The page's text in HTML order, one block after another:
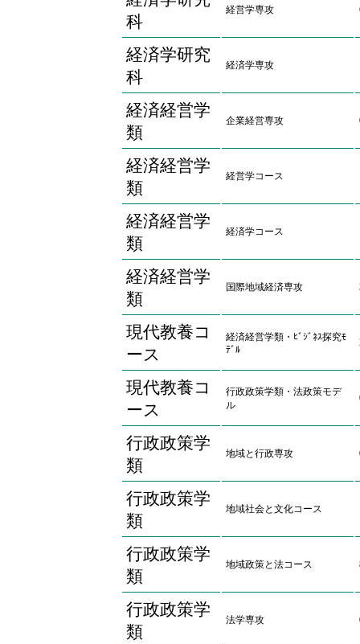
科
経営学専攻
経済学研究
科
経済学専攻
経済経営学
類
企業経営専攻
経済経営学
類
経営学コース
経済経営学
類
経済学コース
経済経営学
類
国際地域経済専攻
現代教養コ
ース
経済経営学類・ﾋﾞｼﾞﾈｽ探究ﾓ
ﾃﾞﾙ
現代教養コ
ース
行政政策学類・法政策モデ
ル
行政政策学
類
地域と行政専攻
行政政策学
類
地域社会と文化コース
行政政策学
類
地域政策と法コース
行政政策学
類
法学専攻